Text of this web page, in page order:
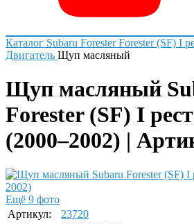
Каталог Subaru Forester Forester (SF) I
Двигатель Щуп масляный
Щуп масляный
Forester (SF) I
(2000–2002) |
Ещё 9 фото
Артикул:
23720